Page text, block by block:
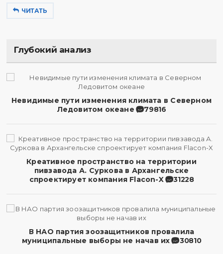
ЧИТАТЬ
Глубокий анализ
Невидимые пути изменения климата в Северном
Ледовитом океане
79816
Креативное пространство на территории
пивзавода А. Суркова в Архангельске
спроектирует компания Flacon-X
31228
В НАО партия зоозащитников провалила
муниципальные выборы не начав их
30810